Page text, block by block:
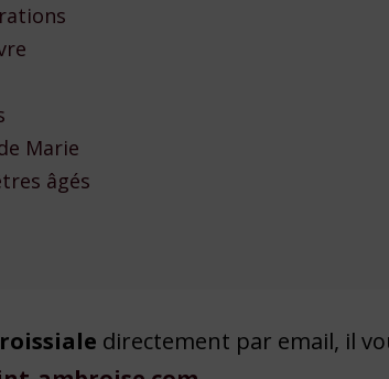
Marie
âgés
directement par email, il